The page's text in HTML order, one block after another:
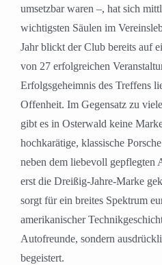
umsetzbar waren –, hat sich
wichtigsten Säulen im
Jahr blickt der Club bereits auf
von 27 erfolgreichen
Erfolgsgeheimnis des Treffens
Offenheit. Im Gegensatz zu
gibt es in Osterwald keine
hochkarätige, klassische
neben dem liebevoll gepflegten
erst die Dreißig-Jahre-Marke
sorgt für ein breites Spektrum
amerikanischer
Autofreunde, sondern
begeistert.